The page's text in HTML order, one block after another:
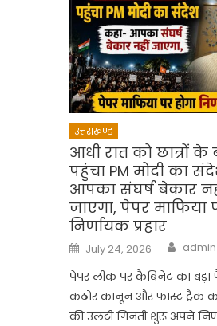
उत्तराखण्ड
आधी रात को छात्रों के
पहुंचा PM मोदी का
आपका संघर्ष बेकार
जाएगा, पेपर माफिया
निर्णायक प्रहार
Posted
on
July 24, 2026 Author
admin
पेपर लीक पर कैबिनेट का
कठोर कानून और फास्ट ट्रैक
की उलटी गिनती शुरू अपने